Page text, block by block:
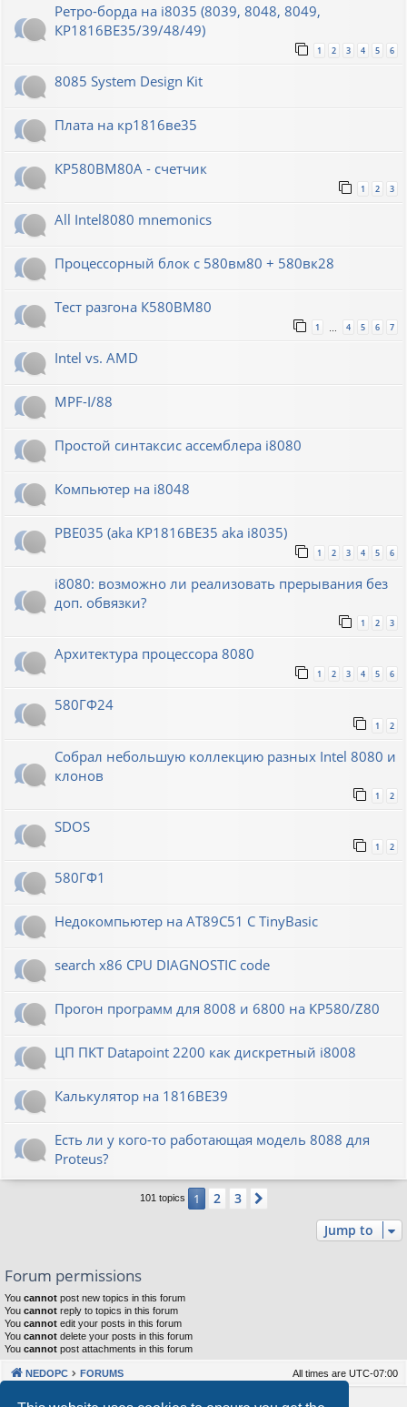
Ретро-борда на i8035 (8039, 8048, 8049,
КР1816ВЕ35/39/48/49)
1 2 3 4 5 6
8085 System Design Kit
Плата на кр1816ве35
КР580ВМ80А - счетчик
1 2 3
All Intel8080 mnemonics
Процессорный блок с 580вм80 + 580вк28
Тест разгона К580ВМ80
1 … 4 5 6 7
Intel vs. AMD
MPF-I/88
Простой синтаксис ассемблера i8080
Компьютер на i8048
РВЕ035 (aka КР1816ВЕ35 aka i8035)
1 2 3 4 5 6
i8080: возможно ли реализовать прерывания без
доп. обвязки?
1 2 3
Архитектура процессора 8080
1 2 3 4 5 6
580ГФ24
1 2
Собрал небольшую коллекцию разных Intel 8080 и
клонов
1 2
SDOS
1 2
580ГФ1
Недокомпьютер на AT89C51 C TinyBasic
search x86 CPU DIAGNOSTIC code
Прогон программ для 8008 и 6800 на КР580/Z80
ЦП ПКТ Datapoint 2200 как дискретный i8008
Калькулятор на 1816ВЕ39
Есть ли у кого-то работающая модель 8088 для
Proteus?
101 topics 1 2 3
Jump to
Forum permissions
You cannot post new topics in this forum
You cannot reply to topics in this forum
You cannot edit your posts in this forum
You cannot delete your posts in this forum
You cannot post attachments in this forum
NEDOPC FORUMS All times are UTC-07:00
Powered byphpBB® Forum Software © phpBB Limited